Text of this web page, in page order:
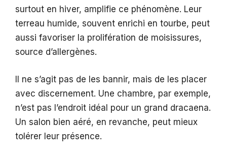
surtout en hiver, amplifie ce phénomène. Leur
terreau humide, souvent enrichi en tourbe, peut
aussi favoriser la prolifération de moisissures,
source d’allergènes.
Il ne s’agit pas de les bannir, mais de les placer
avec discernement. Une chambre, par exemple,
n’est pas l’endroit idéal pour un grand dracaena.
Un salon bien aéré, en revanche, peut mieux
tolérer leur présence.